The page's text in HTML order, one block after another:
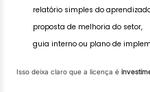
relatório simples do
proposta de melhoria do setor,
guia interno ou plano de
Isso deixa claro que a licença é